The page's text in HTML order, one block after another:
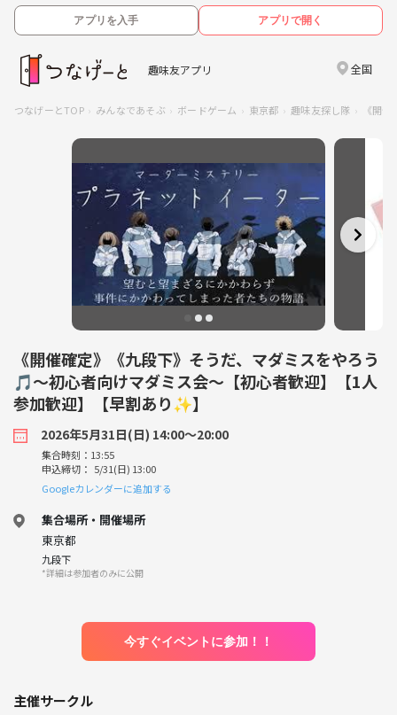
アプリを入手 アプリで開く
趣味友アプリ 全国
つなげーとTOP みんなであそぶ ボードゲーム 東京都 趣味友探し隊 《開
《開催確定》《九段下》そうだ、マダミスをやろう
🎵～初心者向けマダミス会～【初心者歓迎】【1人
参加歓迎】【早割あり✨】
2026年5月31日(日) 14:00〜20:00
集合時刻：13:55
申込締切： 5/31(日) 13:00
Googleカレンダーに追加する
集合場所・開催場所
東京都
九段下
*詳細は参加者のみに公開
今すぐイベントに参加！！
主催サークル